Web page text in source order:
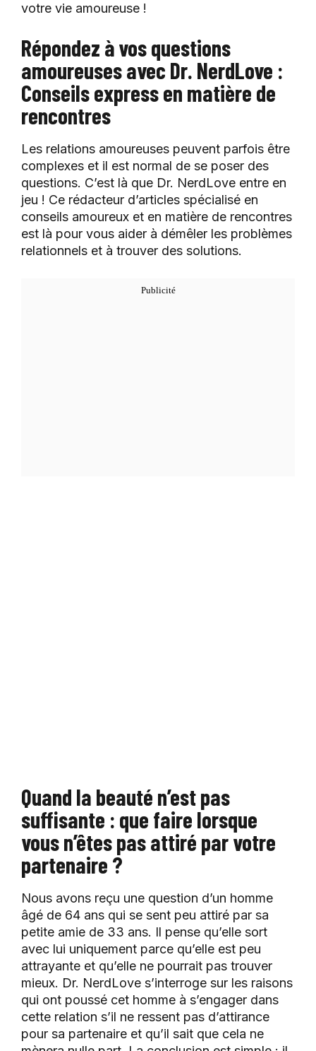
votre vie amoureuse !
Répondez à vos questions
amoureuses avec Dr. NerdLove :
Conseils express en matière de
rencontres
Les relations amoureuses peuvent parfois être
complexes et il est normal de se poser des
questions. C’est là que Dr. NerdLove entre en
jeu ! Ce rédacteur d’articles spécialisé en
conseils amoureux et en matière de rencontres
est là pour vous aider à démêler les problèmes
relationnels et à trouver des solutions.
Quand la beauté n’est pas
suffisante : que faire lorsque
vous n’êtes pas attiré par votre
partenaire ?
Nous avons reçu une question d’un homme
âgé de 64 ans qui se sent peu attiré par sa
petite amie de 33 ans. Il pense qu’elle sort
avec lui uniquement parce qu’elle est peu
attrayante et qu’elle ne pourrait pas trouver
mieux. Dr. NerdLove s’interroge sur les raisons
qui ont poussé cet homme à s’engager dans
cette relation s’il ne ressent pas d’attirance
pour sa partenaire et qu’il sait que cela ne